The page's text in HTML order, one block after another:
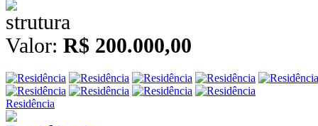
Valor: R$ 200.000,00
Residência